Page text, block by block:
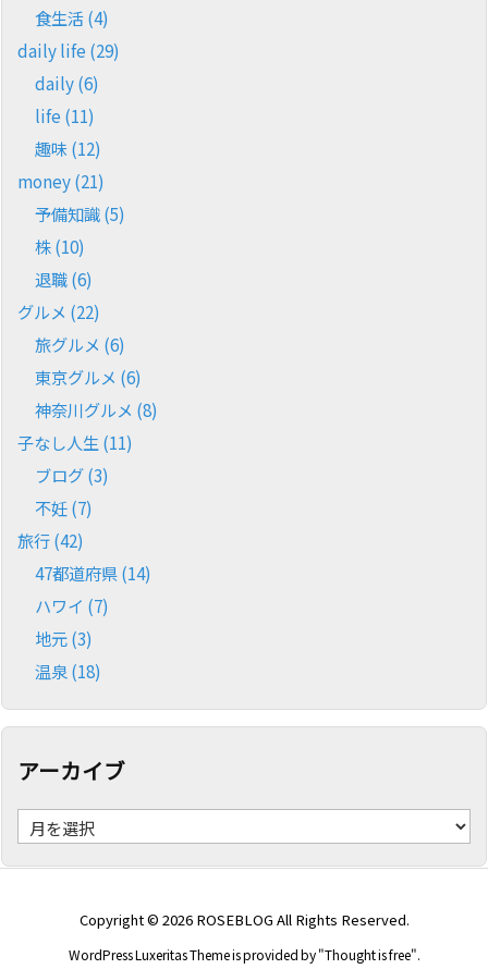
食生活(4)
daily life (29)
daily(6)
life (11)
趣味 (12)
money(21)
予備知識(5)
株(10)
退職(6)
グルメ (22)
旅グルメ (6)
東京グルメ (6)
神奈川グルメ (8)
子なし人生 (11)
ブログ(3)
不妊(7)
旅行(42)
47都道府県(14)
ハワイ (7)
地元(3)
温泉 (18)
アーカイブ
ア
ー
カ
Copyright © 2026 ROSEBLOG All Rights Reserved.
WordPress Luxeritas Theme is provided by "Thought is free".